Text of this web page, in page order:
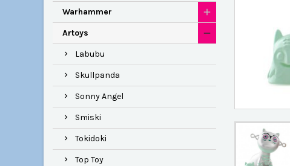
Warhammer
Artoys
Labubu
Skullpanda
Sonny Angel
Smiski
Tokidoki
Top Toy